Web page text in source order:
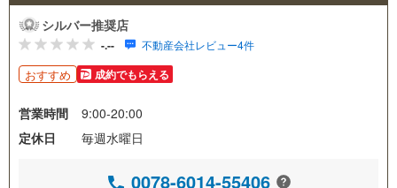
シルバー推奨店
-.-- 不動産会社レビュー4件
おすすめ 成約でもらえる
営業時間
9:00-20:00
定休日
毎週水曜日
0078-6014-55406